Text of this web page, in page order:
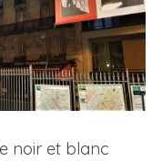
noir et blanc